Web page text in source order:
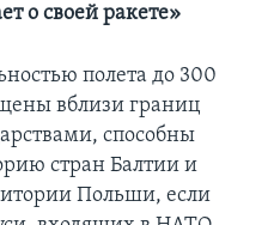
о своей ракете»
полета до 300
вблизи границ
способны
стран Балтии и
Польши, если